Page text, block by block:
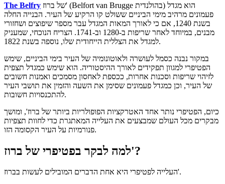
The Belfry
פעמונים מרהיב מימי הביניים ששולט קו הרקיע של העיר. הבנייה החלה
בשנת 1240, אם כי לאורך המאות המגדל עבר מספר שיפוצים ושחזורי
מבנים, במיוחד לאחר שריפות ב-1280 וב-1741. הצריח הנוכחי, שמעניק
למגדל את הצללית הייחודית שלו, נוספה בשנת 1822.
במקור נבנה כסמל לעושרה ולאוטונומיה של העיר בימי הביניים, שימש
הפטיפרי למגוון תפקידים לאורך ההיסטוריה. הוא שימש כמגדל תצפית
לזיהוי שריפות וסכנות אחרות, ככספת לאחסון מסמכים ואמנות חשובים
של העיר, וכן כמגדל פעמונים שסימן את השעה והזמין את תושבי העיר
להתכנסויות חשובות.
כיום, הפטיפרי נותר אחד האטרקציות הפופולריות ביותר של ברוז', ומושך
מבקרים מכל העולם שמבצעים את העלייה המאתגרת כדי לחוות תצפיות
פנורמיות על העיר הקסומה הזו.
למה לבקר בפטיפרי של ברוז'?
העלייה לפטיפרי היא אחת הדברים המובילים לעשות בברוז'.